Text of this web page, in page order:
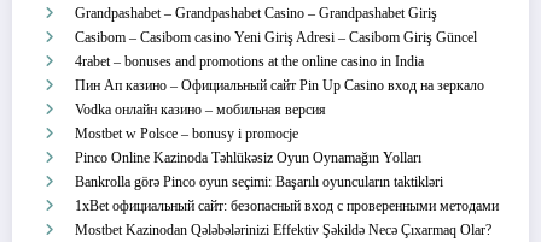
Grandpashabet – Grandpashabet Casino – Grandpashabet Giriş
Casibom – Casibom casino Yeni Giriş Adresi – Casibom Giriş Güncel
4rabet – bonuses and promotions at the online casino in India
Пин Ап казино – Официальный сайт Pin Up Casino вход на зеркало
Vodka онлайн казино – мобильная версия
Mostbet w Polsce – bonusy i promocje
Pinco Online Kazinoda Təhlükəsiz Oyun Oynamağın Yolları
Bankrolla görə Pinco oyun seçimi: Başarılı oyuncuların taktikləri
1xBet официальный сайт: безопасный вход с проверенными методами
Mostbet Kazinodan Qələbələrinizi Effektiv Şəkildə Necə Çıxarmaq Olar?